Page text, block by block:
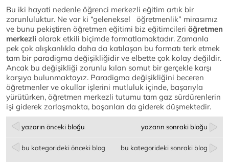
Bu iki hayati nedenle öğrenci merkezli eğitim artık bir
zorunluluktur. Ne var ki “geleneksel öğretmenlik” mirasımız
ve bunu pekiştiren öğretmen eğitimi biz eğitimcileri öğretmen
merkezli olarak etkili biçimde formatlamaktadır. Zamanla
pek çok alışkanlıkla daha da katılaşan bu formatı terk etmek
tam bir paradigma değişikliğidir ve elbette çok kolay değildir.
Ancak bu değişikliği zorunlu kılan somut bir gerçekle karşı
karşıya bulunmaktayız. Paradigma değişikliğini beceren
öğretmenler ve okullar işlerini mutluluk içinde, başarıyla
yürütürken, öğretmen merkezli tutumu tam gaz sürdürenlerin
işi giderek zorlaşmakta, başarıları da giderek düşmektedir.
yazarın önceki bloğu yazarın sonraki bloğu
bu kategorideki önceki blog bu kategorideki sonraki blog